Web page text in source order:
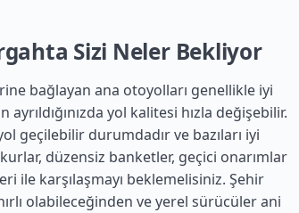
Sizi Neler Bekliyor
bağlayan ana otoyolları genellikle iyi
yol kalitesi hızla değişebilir.
geçilebilir durumdadır ve bazıları iyi
düzensiz banketler, geçici onarımlar
ile karşılaşmayı beklemelisiniz. Şehir
olabileceğinden ve yerel sürücüler ani